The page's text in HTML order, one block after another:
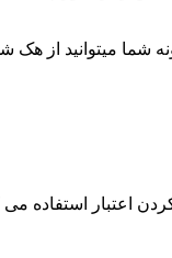
میتوانید از هک
اعتبار استفاده می